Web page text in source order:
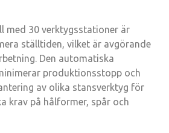
med 30 verktygsstationer är
ställtiden, vilket är avgörande
Den automatiska
produktionsstopp och
av olika stansverktyg för
krav på hålformer, spår och